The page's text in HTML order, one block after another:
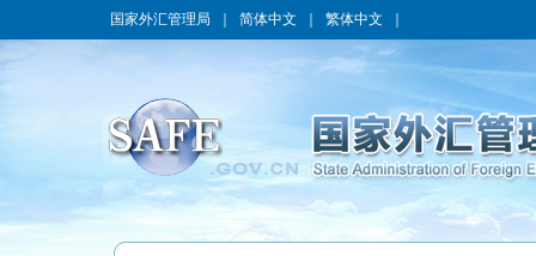
国家外汇管理局 简体中文 繁体中文